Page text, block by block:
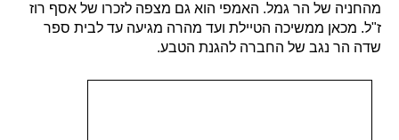
מהחניה של הר גמל. האמפי הוא גם מצפה לזכרו של אסף רוז
ז"ל. מכאן ממשיכה הטיילת ועד מהרה מגיעה עד לבית ספר
שדה הר נגב של החברה להגנת הטבע.